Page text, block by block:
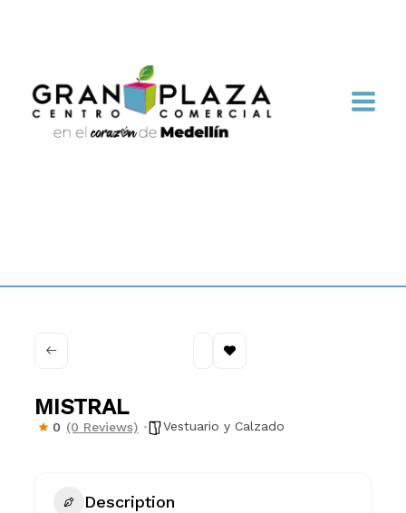
MISTRAL
0 (0 Reviews) Vestuario y Calzado
Description